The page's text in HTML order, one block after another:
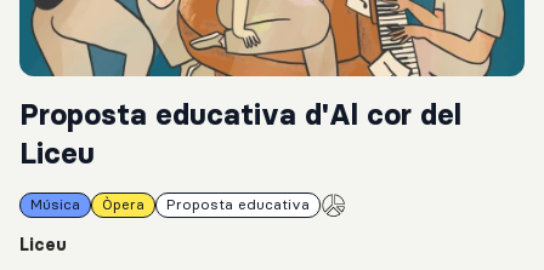
Proposta educativa d'Al cor del
Liceu
Música Òpera Proposta educativa
Liceu